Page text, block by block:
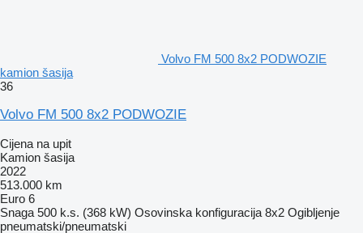
Volvo FM 500 8x2 PODWOZIE
kamion šasija
36
Volvo FM 500 8x2 PODWOZIE
Cijena na upit
Kamion šasija
2022
513.000 km
Euro 6
Snaga 500 k.s. (368 kW) Osovinska konfiguracija 8x2 Ogibljenje
pneumatski/pneumatski